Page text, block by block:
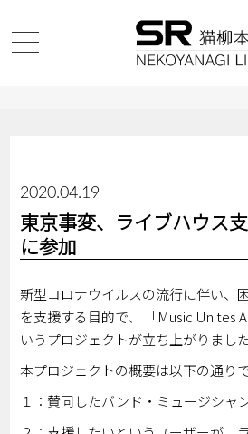
2020.04.19
東京事変、ライブハウス
に参加
新型コロナウイルスの流行に伴い、
を支援する目的で、 「Music Unites
いうプロジェクトが立ち上がりました
本プロジェクトの概要は以下の通りで
１：賛同したバンド・ミュージシャ